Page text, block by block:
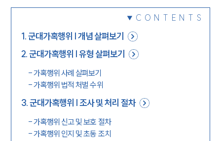
CONTENTS
1.군대가혹행위 | 개념 살펴보기
2.군대가혹행위 | 유형 살펴보기
-가혹행위 사례 살펴보기
-가혹행위 법적 처벌 수위
3.군대가혹행위 | 조사 및 처리 절차
-가혹행위 신고 및 보호 절차
-가혹행위 인지 및 초동 조치